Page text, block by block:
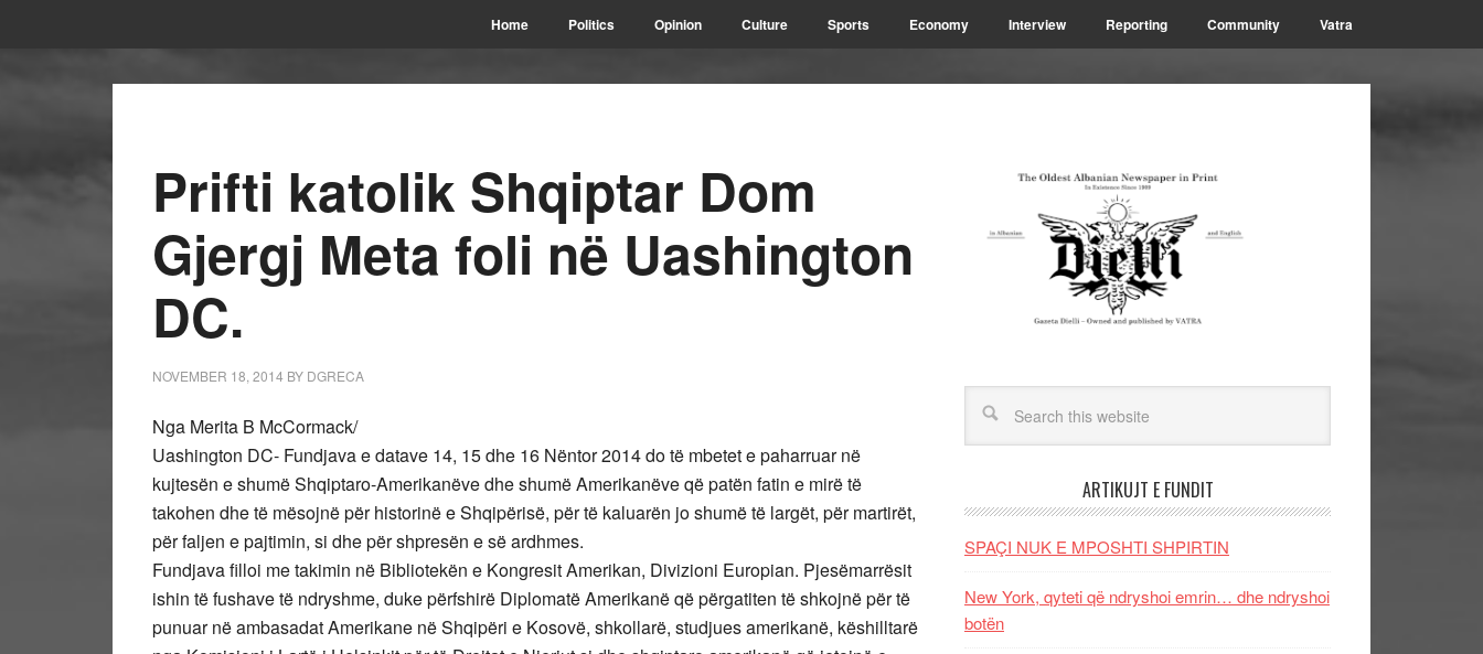
Home Politics Opinion Culture Sports Economy Interview Reporting Community Vatra
Prifti katolik Shqiptar Dom
Gjergj Meta foli në Uashington
DC.
NOVEMBER 18, 2014 BY DGRECA
Nga Merita B McCormack/
Uashington DC- Fundjava e datave 14, 15 dhe 16 Nëntor 2014 do të mbetet e paharruar në
kujtesën e shumë Shqiptaro-Amerikanëve dhe shumë Amerikanëve që patën fatin e mirë të
takohen dhe të mësojnë për historinë e Shqipërisë, për të kaluarën jo shumë të largët, për martirët,
për faljen e pajtimin, si dhe për shpresën e së ardhmes.
Fundjava filloi me takimin në Bibliotekën e Kongresit Amerikan, Divizioni Europian. Pjesëmarrësit
ishin të fushave të ndryshme, duke përfshirë Diplomatë Amerikanë që përgatiten të shkojnë për të
punuar në ambasadat Amerikane në Shqipëri e Kosovë, shkollarë, studjues amerikanë, këshilltarë
ARTIKUJT E FUNDIT
SPAÇI NUK E MPOSHTI SHPIRTIN
New York, qyteti që ndryshoi emrin… dhe ndryshoi
botën